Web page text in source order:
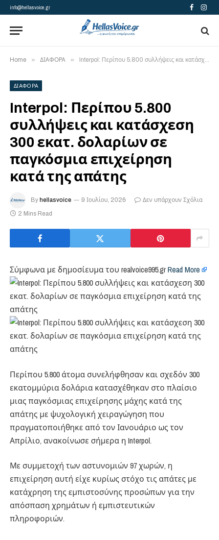
info@hellasvoice.gr Facebook
Home » ΔΙΑΦΟΡΑ » Interpol: Περίπου 5.800 συλλήψεις και κατάσχεση 300 εκατ. δολαρίων σε παγκόσμια επιχείρηση κατά της απάτης
ΔΙΑΦΟΡΑ
Interpol: Περίπου 5.800
συλλήψεις και κατάσχεση
300 εκατ. δολαρίων σε
παγκόσμια επιχείρηση
κατά της απάτης
By hellasvoice 9 Ιουλίου, 2026
Δεν υπάρχουν Σχόλια
2 Mins Read
Σύμφωνα με δημοσίευμα του realvoice995.grRead More
Περίπου 5.800 άτομα συνελήφθησαν και σχεδόν 300
εκατομμύρια δολάρια κατασχέθηκαν στο πλαίσιο
μιας παγκόσμιας επιχείρησης μάχης κατά της
απάτης με ψυχολογική χειραγώγηση που
πραγματοποιήθηκε από τον Ιανουάριο ως τον
Απρίλιο, ανακοίνωσε σήμερα η Interpol.
Με συμμετοχή των αστυνομιών 97 χωρών, η
επιχείρηση αυτή είχε κυρίως στόχο τις απάτες με
κατάχρηση της εμπιστοσύνης προσώπων για την
απόσπαση χρημάτων ή εμπιστευτικών
πληροφοριών.